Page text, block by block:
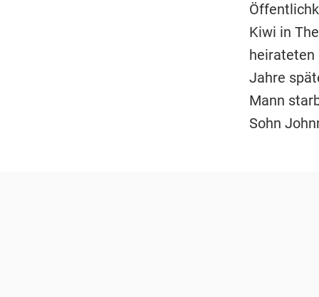
Kiwi in
heirateten
Jahre
Mann
Sohn